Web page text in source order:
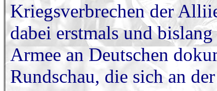
Kriegsverbrechen der
dabei erstmals und
Armee an Deutschen
Rundschau, die sich an